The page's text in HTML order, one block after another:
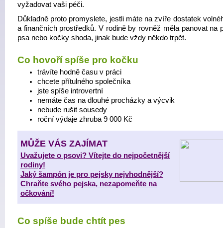
vyžadovat vaši péči.
Důkladně proto promyslete, jestli máte na zvíře dostatek
a finančních prostředků. V rodině by rovněž měla panovat na
psa nebo kočky shoda, jinak bude vždy někdo trpět.
Co hovoří spíše pro kočku
trávíte hodně času v práci
chcete přítulného společníka
jste spíše introvertní
nemáte čas na dlouhé procházky a výcvik
nebude rušit sousedy
roční výdaje zhruba 9 000 Kč
MŮŽE VÁS ZAJÍMAT
Uvažujete o psovi? Vítejte do nejpočetnější
rodiny!
Jaký šampón je pro pejsky nejvhodnější?
Chraňte svého pejska, nezapomeňte na
očkování!
Co spíše bude chtít pes